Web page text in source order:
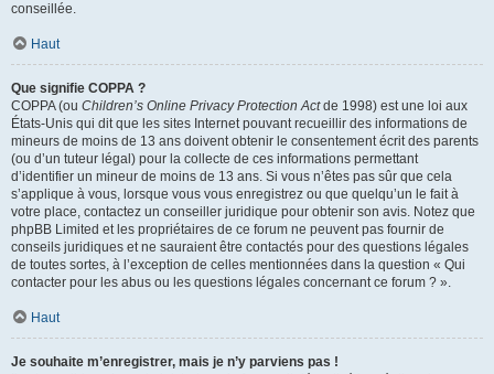
conseillée.
Haut
Que signifie COPPA ?
COPPA (ou Children’s Online Privacy Protection Actde 1998) est une loi aux
États-Unis qui dit que les sites Internet pouvant recueillir des informations de
mineurs de moins de 13 ans doivent obtenir le consentement écrit des parents
(ou d’un tuteur légal) pour la collecte de ces informations permettant
d’identifier un mineur de moins de 13 ans. Si vous n’êtes pas sûr que cela
s’applique à vous, lorsque vous vous enregistrez ou que quelqu’un le fait à
votre place, contactez un conseiller juridique pour obtenir son avis. Notez que
phpBB Limited et les propriétaires de ce forum ne peuvent pas fournir de
conseils juridiques et ne sauraient être contactés pour des questions légales
de toutes sortes, à l’exception de celles mentionnées dans la question « Qui
contacter pour les abus ou les questions légales concernant ce forum ? ».
Haut
Je souhaite m’enregistrer, mais je n’y parviens pas !